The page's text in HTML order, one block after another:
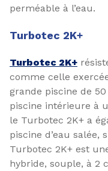
perméable à l’eau.
Turbotec 2K+
Turbotec 2K+
comme celle
grande piscine de
piscine intérieure à
le Turbotec 2K+ a
piscine d’eau salée,
Turbotec 2K+ est
hybride, souple, à 2